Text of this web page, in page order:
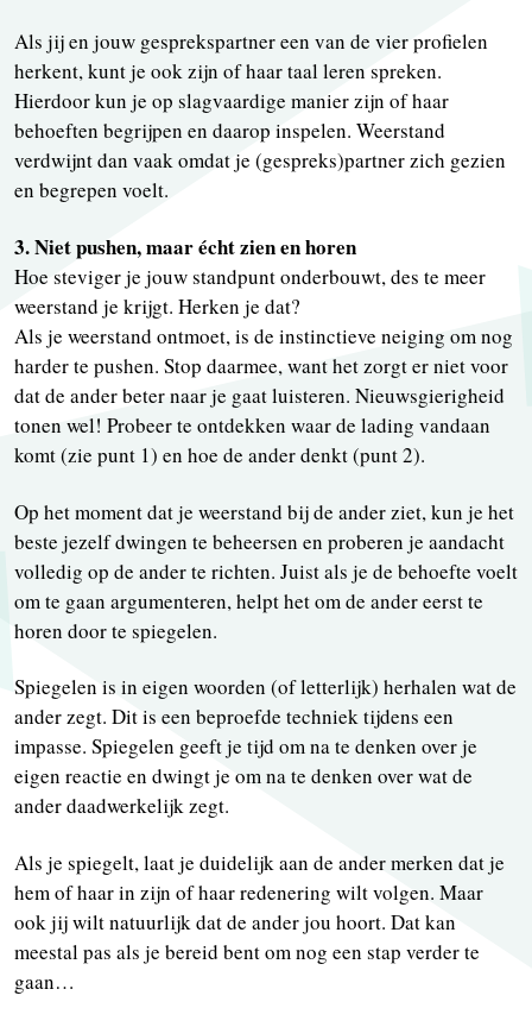
Als jij en jouw gesprekspartner een van de vier profielen
herkent, kunt je ook zijn of haar taal leren spreken.
Hierdoor kun je op slagvaardige manier zijn of haar
behoeften begrijpen en daarop inspelen. Weerstand
verdwijnt dan vaak omdat je (gespreks)partner zich gezien
en begrepen voelt.
3. Niet pushen, maar écht zien en horen
Hoe steviger je jouw standpunt onderbouwt, des te meer
weerstand je krijgt. Herken je dat?
Als je weerstand ontmoet, is de instinctieve neiging om nog
harder te pushen. Stop daarmee, want het zorgt er niet voor
dat de ander beter naar je gaat luisteren. Nieuwsgierigheid
tonen wel! Probeer te ontdekken waar de lading vandaan
komt (zie punt 1) en hoe de ander denkt (punt 2).
Op het moment dat je weerstand bij de ander ziet, kun je het
beste jezelf dwingen te beheersen en proberen je aandacht
volledig op de ander te richten. Juist als je de behoefte voelt
om te gaan argumenteren, helpt het om de ander eerst te
horen door te spiegelen.
Spiegelen is in eigen woorden (of letterlijk) herhalen wat de
ander zegt. Dit is een beproefde techniek tijdens een
impasse. Spiegelen geeft je tijd om na te denken over je
eigen reactie en dwingt je om na te denken over wat de
ander daadwerkelijk zegt.
Als je spiegelt, laat je duidelijk aan de ander merken dat je
hem of haar in zijn of haar redenering wilt volgen. Maar
ook jij wilt natuurlijk dat de ander jou hoort. Dat kan
meestal pas als je bereid bent om nog een stap verder te
gaan…